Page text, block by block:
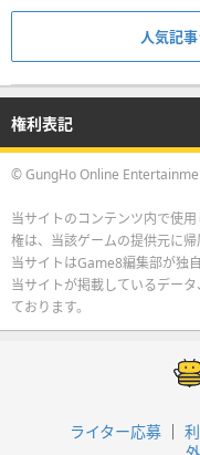
人気記
権利表記
© GungHo Online
当サイトのコンテンツ内で使
権は、当該ゲームの提供元に帰
当サイトはGame8編集部が独
当サイトが掲載しているデー
ております。
ライター応募